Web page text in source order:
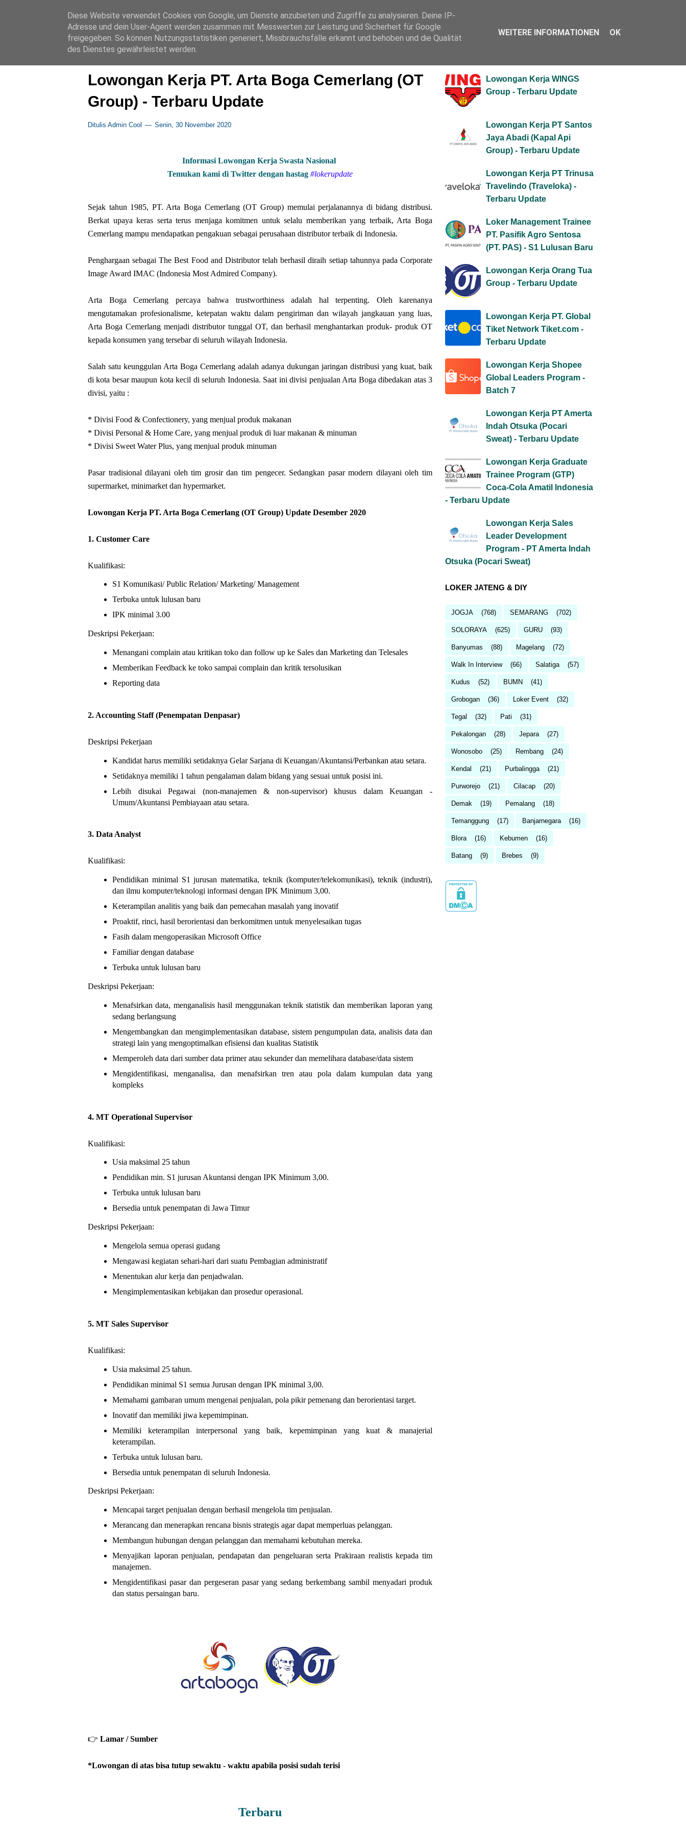
LOKER SWASTA TERBARU SMA D3 S1 SMP
›
Lowongan Kerja PT. Arta Boga Cemerlang (OT
Group) - Terbaru Update
Ditulis Admin Cool Senin, 30 November 2020
Informasi Lowongan Kerja Swasta Nasional
Temukan kami di Twitter dengan hastag #lokerupdate
Sejak tahun 1985, PT. Arta Boga Cemerlang (OT Group) memulai perjalanannya di bidang distribusi.
Berkat upaya keras serta terus menjaga komitmen untuk selalu memberikan yang terbaik, Arta Boga
Cemerlang mampu mendapatkan pengakuan sebagai perusahaan distributor terbaik di Indonesia.
Penghargaan sebagai The Best Food and Distributor telah berhasil diraih setiap tahunnya pada Corporate
Image Award IMAC (Indonesia Most Admired Company).
Arta Boga Cemerlang percaya bahwa trustworthiness adalah hal terpenting. Oleh karenanya
mengutamakan profesionalisme, ketepatan waktu dalam pengiriman dan wilayah jangkauan yang luas,
Arta Boga Cemerlang menjadi distributor tunggal OT, dan berhasil menghantarkan produk- produk OT
kepada konsumen yang tersebar di seluruh wilayah Indonesia.
Salah satu keunggulan Arta Boga Cemerlang adalah adanya dukungan jaringan distribusi yang kuat, baik
di kota besar maupun kota kecil di seluruh Indonesia. Saat ini divisi penjualan Arta Boga dibedakan atas 3
divisi, yaitu :
* Divisi Food & Confectionery, yang menjual produk makanan
* Divisi Personal & Home Care, yang menjual produk di luar makanan & minuman
* Divisi Sweet Water Plus, yang menjual produk minuman
Pasar tradisional dilayani oleh tim grosir dan tim pengecer. Sedangkan pasar modern dilayani oleh tim
supermarket, minimarket dan hypermarket.
Lowongan Kerja PT. Arta Boga Cemerlang (OT Group) Update Desember 2020
1. Customer Care
Kualifikasi:
S1 Komunikasi/ Public Relation/ Marketing/ Management
Terbuka untuk lulusan baru
IPK minimal 3.00
Deskripsi Pekerjaan:
Menangani complain atau kritikan toko dan follow up ke Sales dan Marketing dan Telesales
Memberikan Feedback ke toko sampai complain dan kritik tersolusikan
Reporting data
2. Accounting Staff (Penempatan Denpasar)
Deskripsi Pekerjaan
Kandidat harus memiliki setidaknya Gelar Sarjana di Keuangan/Akuntansi/Perbankan atau setara.
Setidaknya memiliki 1 tahun pengalaman dalam bidang yang sesuai untuk posisi ini.
Lebih disukai Pegawai (non-manajemen & non-supervisor) khusus dalam Keuangan -
Umum/Akuntansi Pembiayaan atau setara.
3. Data Analyst
Kualifikasi:
Pendidikan minimal S1 jurusan matematika, teknik (komputer/telekomunikasi), teknik (industri),
dan ilmu komputer/teknologi informasi dengan IPK Minimum 3,00.
Keterampilan analitis yang baik dan pemecahan masalah yang inovatif
Proaktif, rinci, hasil berorientasi dan berkomitmen untuk menyelesaikan tugas
Fasih dalam mengoperasikan Microsoft Office
Familiar dengan database
Terbuka untuk lulusan baru
Deskripsi Pekerjaan:
Menafsirkan data, menganalisis hasil menggunakan teknik statistik dan memberikan laporan yang
sedang berlangsung
Mengembangkan dan mengimplementasikan database, sistem pengumpulan data, analisis data dan
strategi lain yang mengoptimalkan efisiensi dan kualitas Statistik
Memperoleh data dari sumber data primer atau sekunder dan memelihara database/data sistem
Mengidentifikasi, menganalisa, dan menafsirkan tren atau pola dalam kumpulan data yang
kompleks
4. MT Operational Supervisor
Kualifikasi:
Usia maksimal 25 tahun
Pendidikan min. S1 jurusan Akuntansi dengan IPK Minimum 3,00.
Terbuka untuk lulusan baru
Bersedia untuk penempatan di Jawa Timur
Deskripsi Pekerjaan:
Mengelola semua operasi gudang
Mengawasi kegiatan sehari-hari dari suatu Pembagian administratif
Menentukan alur kerja dan penjadwalan.
Mengimplementasikan kebijakan dan prosedur operasional.
5. MT Sales Supervisor
Kualifikasi:
Usia maksimal 25 tahun.
Pendidikan minimal S1 semua Jurusan dengan IPK minimal 3,00.
Memahami gambaran umum mengenai penjualan, pola pikir pemenang dan berorientasi target.
Inovatif dan memiliki jiwa kepemimpinan.
Memiliki keterampilan interpersonal yang baik, kepemimpinan yang kuat & manajerial
keterampilan.
Terbuka untuk lulusan baru.
Bersedia untuk penempatan di seluruh Indonesia.
Deskripsi Pekerjaan:
Mencapai target penjualan dengan berhasil mengelola tim penjualan.
Merancang dan menerapkan rencana bisnis strategis agar dapat memperluas pelanggan.
Membangun hubungan dengan pelanggan dan memahami kebutuhan mereka.
Menyajikan laporan penjualan, pendapatan dan pengeluaran serta Prakiraan realistis kepada tim
manajemen.
Mengidentifikasi pasar dan pergeseran pasar yang sedang berkembang sambil menyadari produk
dan status persaingan baru.
👉 Lamar / Sumber
*Lowongan di atas bisa tutup sewaktu - waktu apabila posisi sudah terisi
Terbaru
Lowongan Kerja WINGS
Group - Terbaru Update
Lowongan Kerja PT Santos
Jaya Abadi (Kapal Api
Group) - Terbaru Update
Lowongan Kerja PT Trinusa
Travelindo (Traveloka) -
Terbaru Update
Loker Management Trainee
PT. Pasifik Agro Sentosa
(PT. PAS) - S1 Lulusan Baru
Lowongan Kerja Orang Tua
Group - Terbaru Update
Lowongan Kerja PT. Global
Tiket Network Tiket.com -
Terbaru Update
Lowongan Kerja Shopee
Global Leaders Program -
Batch 7
Lowongan Kerja PT Amerta
Indah Otsuka (Pocari
Sweat) - Terbaru Update
Lowongan Kerja Graduate
Trainee Program (GTP)
Coca-Cola Amatil Indonesia
- Terbaru Update
Lowongan Kerja Sales
Leader Development
Program - PT Amerta Indah
Otsuka (Pocari Sweat)
LOKER JATENG & DIY
JOGJA (768) SEMARANG (702)
SOLORAYA (625) GURU (93)
Banyumas (88) Magelang (72)
Walk In Interview (66) Salatiga (57)
Kudus (52) BUMN (41)
Grobogan (36) Loker Event (32)
Tegal (32) Pati (31)
Pekalongan (28) Jepara (27)
Wonosobo (25) Rembang (24)
Kendal (21) Purbalingga (21)
Purworejo (21) Cilacap (20)
Demak (19) Pemalang (18)
Temanggung (17) Banjarnegara (16)
Blora (16) Kebumen (16)
Batang (9) Brebes (9)
Diese Website verwendet Cookies von Google, um Dienste anzubieten und Zugriffe zu analysieren. Deine IP-
Adresse und dein User-Agent werden zusammen mit Messwerten zur Leistung und Sicherheit für Google
freigegeben. So können Nutzungsstatistiken generiert, Missbrauchsfälle erkannt und behoben und die Qualität
des Dienstes gewährleistet werden.
WEITERE INFORMATIONEN OK